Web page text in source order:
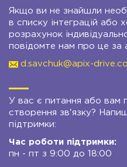
Якщо ви не знайшли
в списку інтеграцій або
розрахунок
повідомте нам про це за
d.savchuk@apix-
У вас є питання або вам
створення зв'язку?
підтримки:
Час роботи підтримки:
пн - пт з 9:00 до 18:00